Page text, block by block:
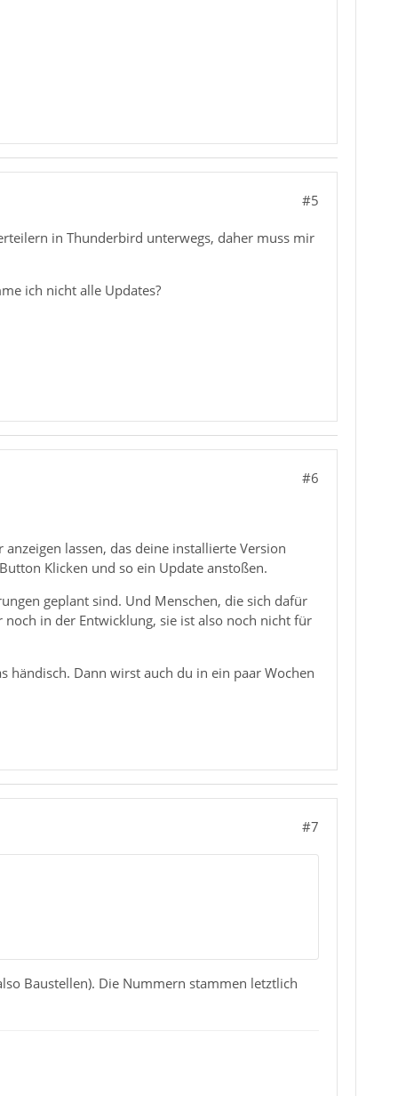
#5
in Thunderbird unterwegs, daher muss mir
ich nicht alle Updates?
#6
lassen, das deine installierte Version
Klicken und so ein Update anstoßen.
geplant sind. Und Menschen, die sich dafür
in der Entwicklung, sie ist also noch nicht für
händisch. Dann wirst auch du in ein paar Wochen
#7
Baustellen). Die Nummern stammen letztlich